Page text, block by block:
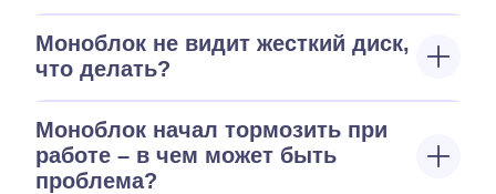
Моноблок не видит жесткий диск,
что делать?
Моноблок начал тормозить при
работе – в чем может быть
проблема?